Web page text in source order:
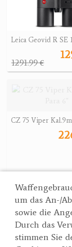
um das An-/
sowie die
Durch das
stimmen Sie
Leica Geovid R SE
1291.99 €
CZ 75 Viper
2261.60 €
Suche
Partner